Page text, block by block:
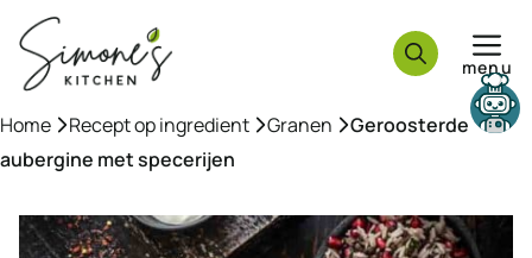
naar
inhoud
menu
Home »Recept op ingredient »Granen »Geroosterde
aubergine met specerijen